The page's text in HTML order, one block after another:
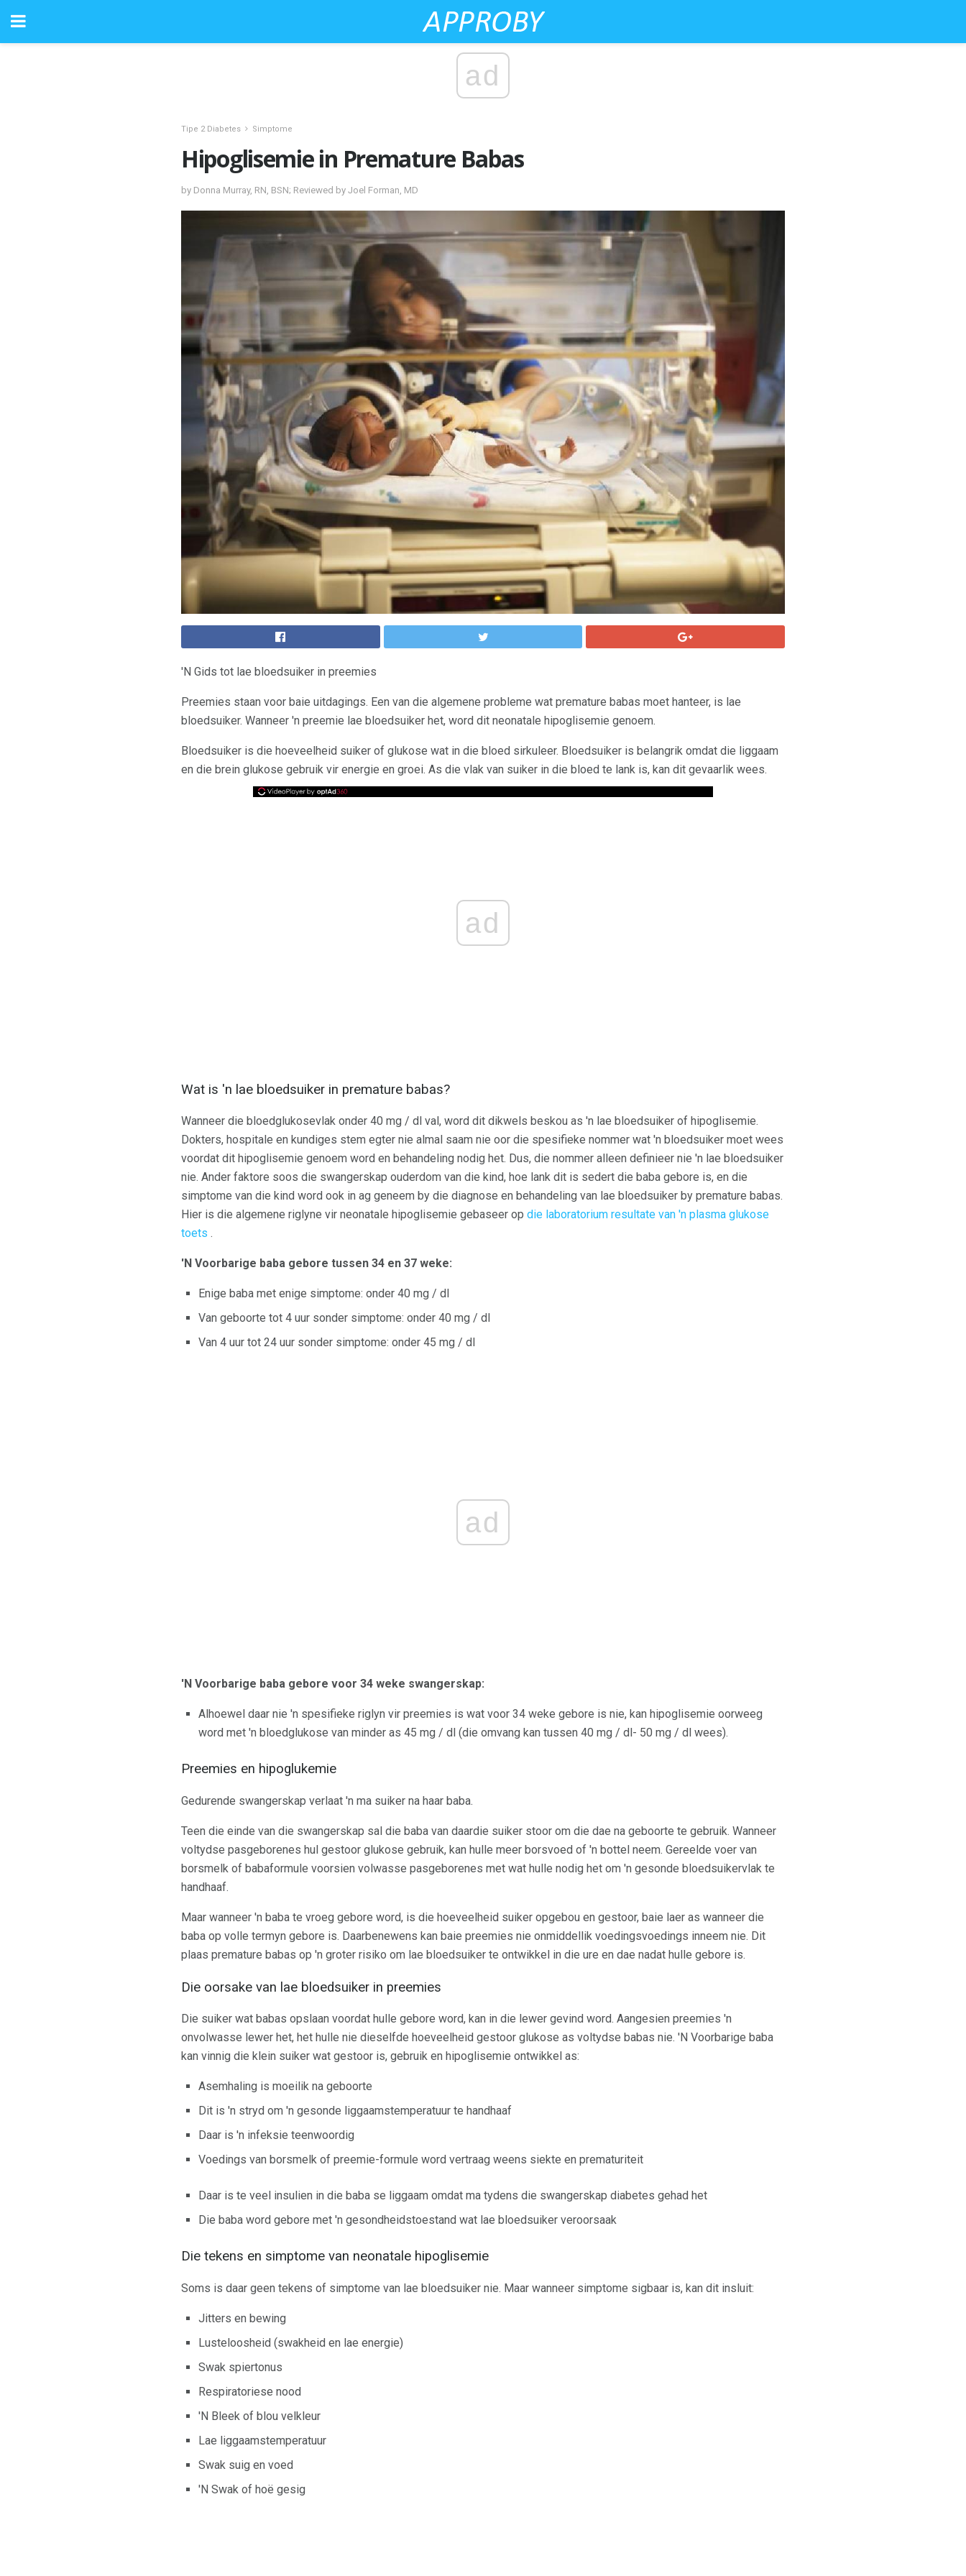
ad
Tipe 2 Diabetes Simptome
Hipoglisemie in Premature Babas
by Donna Murray, RN, BSN; Reviewed by Joel Forman, MD
'N Gids tot lae bloedsuiker in preemies
Preemies staan ​​voor baie uitdagings. Een van die algemene probleme wat premature babas moet hanteer, is lae
bloedsuiker. Wanneer 'n preemie lae bloedsuiker het, word dit neonatale hipoglisemie genoem.
Bloedsuiker is die hoeveelheid suiker of glukose wat in die bloed sirkuleer. Bloedsuiker is belangrik omdat die liggaam
en die brein glukose gebruik vir energie en groei. As die vlak van suiker in die bloed te lank is, kan dit gevaarlik wees.
ad
Wat is 'n lae bloedsuiker in premature babas?
Wanneer die bloedglukosevlak onder 40 mg / dl val, word dit dikwels beskou as 'n lae bloedsuiker of hipoglisemie.
Dokters, hospitale en kundiges stem egter nie almal saam nie oor die spesifieke nommer wat 'n bloedsuiker moet wees
voordat dit hipoglisemie genoem word en behandeling nodig het. Dus, die nommer alleen definieer nie 'n lae bloedsuiker
nie. Ander faktore soos die swangerskap ouderdom van die kind, hoe lank dit is sedert die baba gebore is, en die
simptome van die kind word ook in ag geneem by die diagnose en behandeling van lae bloedsuiker by premature babas.
Hier is die algemene riglyne vir neonatale hipoglisemie gebaseer op die laboratorium resultate van 'n plasma glukose
toets .
'N Voorbarige baba gebore tussen 34 en 37 weke:
Enige baba met enige simptome: onder 40 mg / dl
Van geboorte tot 4 uur sonder simptome: onder 40 mg / dl
Van 4 uur tot 24 uur sonder simptome: onder 45 mg / dl
ad
'N Voorbarige baba gebore voor 34 weke swangerskap:
Alhoewel daar nie 'n spesifieke riglyn vir preemies is wat voor 34 weke gebore is nie, kan hipoglisemie oorweeg
word met 'n bloedglukose van minder as 45 mg / dl (die omvang kan tussen 40 mg / dl- 50 mg / dl wees).
Preemies en hipoglukemie
Gedurende swangerskap verlaat 'n ma suiker na haar baba.
Teen die einde van die swangerskap sal die baba van daardie suiker stoor om die dae na geboorte te gebruik. Wanneer
voltydse pasgeborenes hul gestoor glukose gebruik, kan hulle meer borsvoed of 'n bottel neem. Gereelde voer van
borsmelk of babaformule voorsien volwasse pasgeborenes met wat hulle nodig het om 'n gesonde bloedsuikervlak te
handhaaf.
Maar wanneer 'n baba te vroeg gebore word, is die hoeveelheid suiker opgebou en gestoor, baie laer as wanneer die
baba op volle termyn gebore is. Daarbenewens kan baie preemies nie onmiddellik voedingsvoedings inneem nie. Dit
plaas premature babas op 'n groter risiko om lae bloedsuiker te ontwikkel in die ure en dae nadat hulle gebore is.
Die oorsake van lae bloedsuiker in preemies
Die suiker wat babas opslaan voordat hulle gebore word, kan in die lewer gevind word. Aangesien preemies 'n
onvolwasse lewer het, het hulle nie dieselfde hoeveelheid gestoor glukose as voltydse babas nie. 'N Voorbarige baba
kan vinnig die klein suiker wat gestoor is, gebruik en hipoglisemie ontwikkel as:
Asemhaling is moeilik na geboorte
Dit is 'n stryd om 'n gesonde liggaamstemperatuur te handhaaf
Daar is 'n infeksie teenwoordig
Voedings van borsmelk of preemie-formule word vertraag weens siekte en prematuriteit
Daar is te veel insulien in die baba se liggaam omdat ma tydens die swangerskap diabetes gehad het
Die baba word gebore met 'n gesondheidstoestand wat lae bloedsuiker veroorsaak
Die tekens en simptome van neonatale hipoglisemie
Soms is daar geen tekens of simptome van lae bloedsuiker nie. Maar wanneer simptome sigbaar is, kan dit insluit:
Jitters en bewing
Lusteloosheid (swakheid en lae energie)
Swak spiertonus
Respiratoriese nood
'N Bleek of blou velkleur
Lae liggaamstemperatuur
Swak suig en voed
'N Swak of hoë gesig